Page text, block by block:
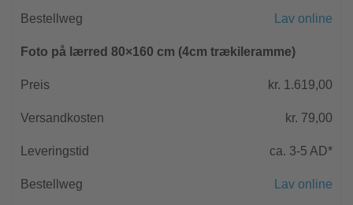
Lav online
Foto på lærred 80×160 cm (4cm trækileramme)
kr. 1.619,00
kr. 79,00
ca. 3-5 AD*
Lav online